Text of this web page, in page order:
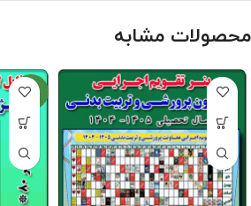
محصولات مشابه
جدید